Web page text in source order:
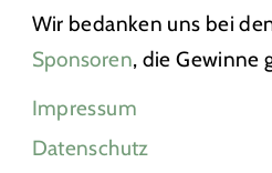
Wir bedanken uns bei
Sponsoren, die Gewinne
Impressum
Datenschutz